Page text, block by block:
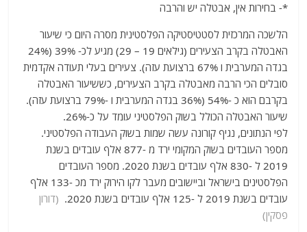
*- בחירות אין, אבטלה יש והרבה
הלשכה המרכזית לסטטיסטיקה הפלסטינית מסרה היום כי שיעור
האבטלה בקרב הצעירים (גילאים 19 – 29) מגיע לכ- 39% (24%
בגדה המערבית ו 67% ברצועת עזה). צעירים בעלי תעודה אקדמית
סובלים הכי הרבה מאבטלה בקרב הצעירים, כששיעור האבטלה
בקרבם הוא כ -54% (36% בגדה המערבית ו -79% ברצועת עזה).
שיעור האבטלה הכולל בשוק הפלסטיני עומד על כ-26%.
לפי הנתונים, נגיף קורונה עשה שמות בשוק העבודה הפלסטיני.
מספר העובדים בשוק המקומי ירד מ -877 אלף עובדים בשנת
2019 ל -830 אלף עובדים בשנת 2020. מספר העובדים
הפלסטינים בישראל וביישובים מעבר לקו הירוק ירד מכ -133 אלף
עובדים בשנת 2019 ל -125 אלף עובדים בשנת 2020.
(דורון
פסקין)